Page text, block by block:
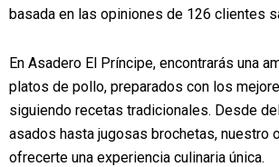
basada en las opiniones de 126 clientes
En Asadero El Príncipe, encontrarás una
platos de pollo, preparados con los
siguiendo recetas tradicionales. Desde
asados hasta jugosas brochetas, nuestro
ofrecerte una experiencia culinaria única.